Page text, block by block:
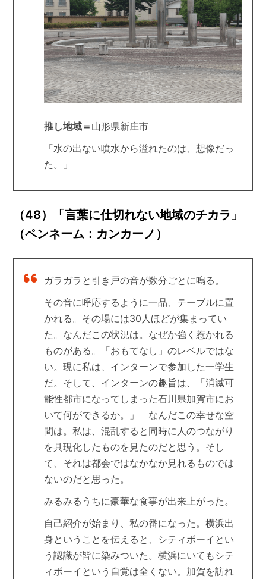
推し地域＝ 山形県新庄市
「水の出ない噴水から溢れたのは、想像だっ
た。」
（48）「言葉に仕切れない地域のチカラ」
（ペンネーム：カンカーノ）
ガラガラと引き戸の音が数分ごとに鳴る。
その音に呼応するように一品、テーブルに置
かれる。その場には30人ほどが集まってい
た。なんだこの状況は。なぜか強く惹かれる
ものがある。「おもてなし」のレベルではな
い。現に私は、インターンで参加した一学生
だ。そして、インターンの趣旨は、「消滅可
能性都市になってしまった石川県加賀市にお
いて何ができるか。」 なんだこの幸せな空
間は。私は、混乱すると同時に人のつながり
を具現化したものを見たのだと思う。そし
て、それは都会ではなかなか見れるものでは
ないのだと思った。
みるみるうちに豪華な食事が出来上がった。
自己紹介が始まり、私の番になった。横浜出
身ということを伝えると、シティボーイとい
う認識が皆に染みついた。横浜にいてもシテ
ィボーイという自覚は全くない。加賀を訪れ